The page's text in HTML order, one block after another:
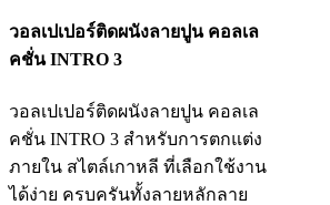
วอลเปเปอร์ติดผนังลายปูน คอลเล
คชั่น INTRO 3
วอลเปเปอร์ติดผนังลายปูน คอลเล
คชั่น INTRO 3 สำหรับการตกแต่ง
ภายใน สไตล์เกาหลี ที่เลือกใช้งาน
ได้ง่าย ครบครันทั้งลายหลักลาย